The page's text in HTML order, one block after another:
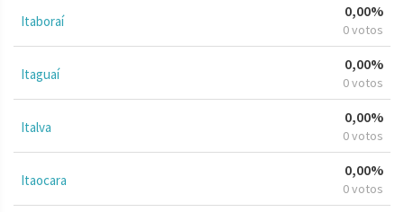
Itaboraí
0,00%
0 votos
Itaguaí
0,00%
0 votos
Italva
0,00%
0 votos
Itaocara
0,00%
0 votos